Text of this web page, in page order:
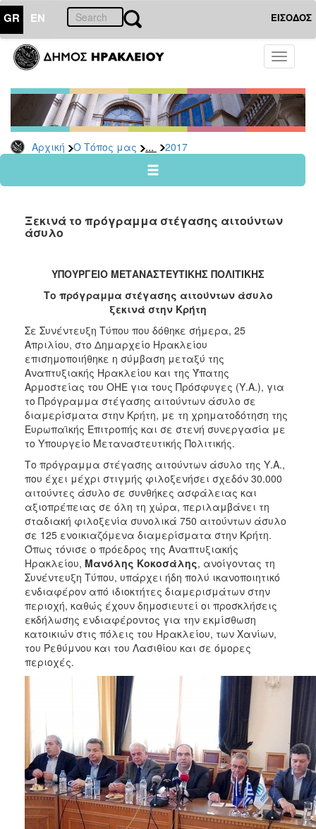
GR EN ΕΙΣΟΔΟΣ
Toggle
Αρχική Ο Τόπος μας ... 2017
ΤΟΠΟΣ
ΜΑΣ
Ανακοινώσεις
Αρχείο
2026
2024
2022
2020
2019
2017
2016
2015
2012
2011
ΔΗΜΟΣ
ΠΟΛΙΤΙΣΜΟΣ
ΑΝΘΕΚΤΙΚΗ
ΠΟΛΗ
Ξεκινά το πρόγραμμα στέγασης αιτούντων
άσυλο
ΥΠΟΥΡΓΕΙΟ ΜΕΤΑΝΑΣΤΕΥΤΙΚΗΣ ΠΟΛΙΤΙΚΗΣ
Το πρόγραμμα στέγασης αιτούντων άσυλο
ξεκινά στην Κρήτη
Σε Συνέντευξη Τύπου που δόθηκε σήμερα, 25
Απριλίου, στο Δημαρχείο Ηρακλείου
επισημοποιήθηκε η σύμβαση μεταξύ της
Αναπτυξιακής Ηρακλείου και της Ύπατης
Αρμοστείας του ΟΗΕ για τους Πρόσφυγες (Υ.Α.), για
το Πρόγραμμα στέγασης αιτούντων άσυλο σε
διαμερίσματα στην Κρήτη, με τη χρηματοδότηση της
Ευρωπαϊκής Επιτροπής και σε στενή συνεργασία με
το Υπουργείο Μεταναστευτικής Πολιτικής.
Το πρόγραμμα στέγασης αιτούντων άσυλο της Υ.Α.,
που έχει μέχρι στιγμής φιλοξενήσει σχεδόν 30.000
αιτούντες άσυλο σε συνθήκες ασφάλειας και
αξιοπρέπειας σε όλη τη χώρα, περιλαμβάνει τη
σταδιακή φιλοξενία συνολικά 750 αιτούντων άσυλο
σε 125 ενοικιαζόμενα διαμερίσματα στην Κρήτη.
Όπως τόνισε ο πρόεδρος της Αναπτυξιακής
Ηρακλείου, Μανόλης Κοκοσάλης, ανοίγοντας τη
Συνέντευξη Τύπου, υπάρχει ήδη πολύ ικανοποιητικό
ενδιαφέρον από ιδιοκτήτες διαμερισμάτων στην
περιοχή, καθώς έχουν δημοσιευτεί οι προσκλήσεις
εκδήλωσης ενδιαφέροντος για την εκμίσθωση
κατοικιών στις πόλεις του Ηρακλείου, των Χανίων,
του Ρεθύμνου και του Λασιθίου και σε όμορες
περιοχές.